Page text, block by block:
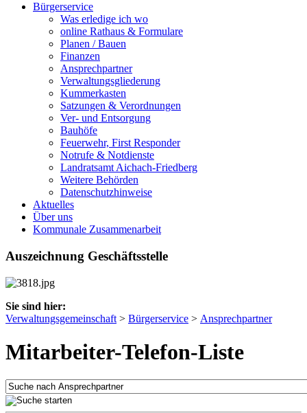
Bürgerservice
Was erledige ich wo
online Rathaus & Formulare
Planen / Bauen
Finanzen
Ansprechpartner
Verwaltungsgliederung
Kummerkasten
Satzungen & Verordnungen
Ver- und Entsorgung
Bauhöfe
Feuerwehr, First Responder
Notrufe & Notdienste
Landratsamt Aichach-Friedberg
Weitere Behörden
Datenschutzhinweise
Aktuelles
Über uns
Kommunale Zusammenarbeit
Auszeichnung Geschäftsstelle
Sie sind hier:
Verwaltungsgemeinschaft > Bürgerservice > Ansprechpartner
Mitarbeiter-Telefon-Liste